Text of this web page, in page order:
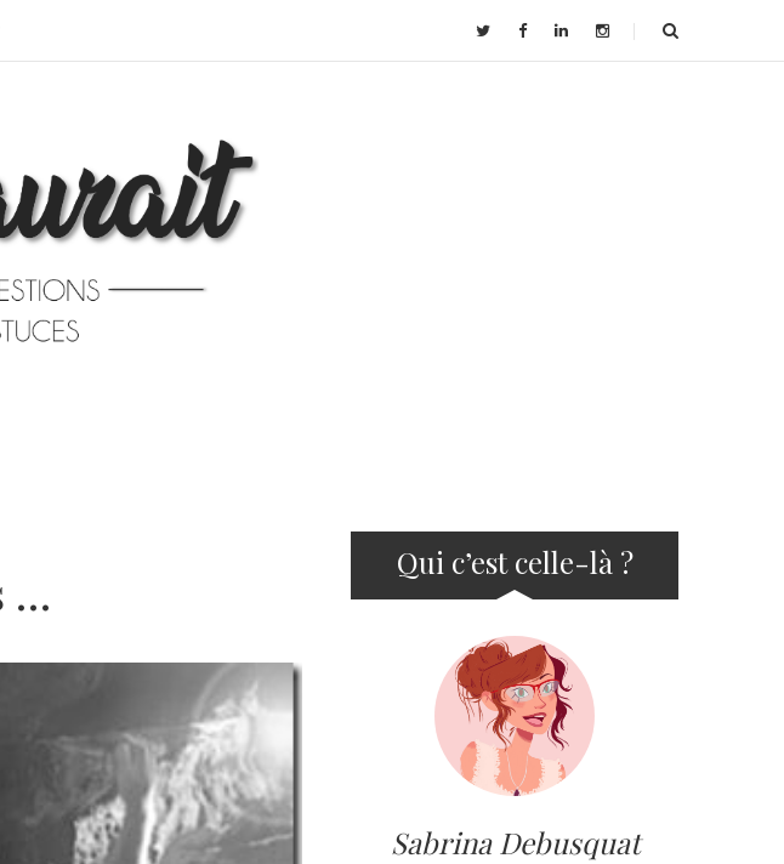
…
Qui c’est celle-là ?
Sabrina Debusquat